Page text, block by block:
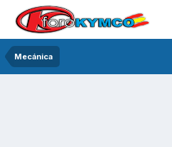
Mecánica